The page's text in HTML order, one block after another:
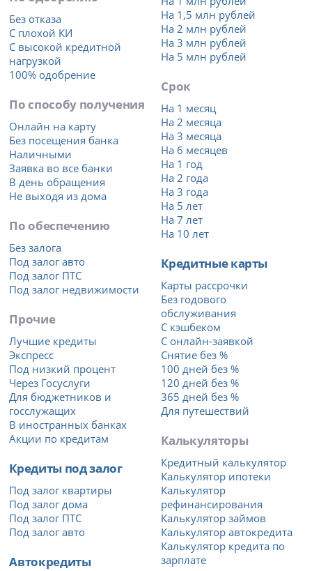
Без отказа
С плохой КИ
С высокой кредитной
нагрузкой
100% одобрение
По способу получения
Онлайн на карту
Без посещения банка
Наличными
Заявка во все банки
В день обращения
Не выходя из дома
По обеспечению
Без залога
Под залог авто
Под залог ПТС
Под залог недвижимости
Прочие
Лучшие кредиты
Экспресс
Под низкий процент
Через Госуслуги
Для бюджетников и
госслужащих
В иностранных банках
Акции по кредитам
Кредиты под залог
Под залог квартиры
Под залог дома
Под залог ПТС
Под залог авто
Автокредиты
На 1,5 млн рублей
На 2 млн рублей
На 3 млн рублей
На 5 млн рублей
Срок
На 1 месяц
На 2 месяца
На 3 месяца
На 6 месяцев
На 1 год
На 2 года
На 3 года
На 5 лет
На 7 лет
На 10 лет
Кредитные карты
Карты рассрочки
Без годового
обслуживания
С кэшбеком
С онлайн-заявкой
Снятие без %
100 дней без %
120 дней без %
365 дней без %
Для путешествий
Калькуляторы
Кредитный калькулятор
Калькулятор ипотеки
Калькулятор
рефинансирования
Калькулятор займов
Калькулятор автокредита
Калькулятор кредита по
зарплате